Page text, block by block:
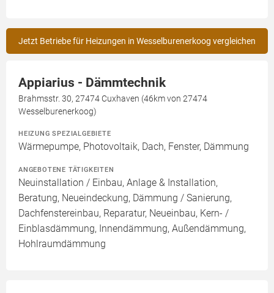
Jetzt Betriebe für Heizungen in Wesselburenerkoog vergleichen
Appiarius - Dämmtechnik
Brahmsstr. 30, 27474 Cuxhaven (46km von 27474
Wesselburenerkoog)
HEIZUNG SPEZIALGEBIETE
Wärmepumpe, Photovoltaik, Dach, Fenster, Dämmung
ANGEBOTENE TÄTIGKEITEN
Neuinstallation / Einbau, Anlage & Installation,
Beratung, Neueindeckung, Dämmung / Sanierung,
Dachfenstereinbau, Reparatur, Neueinbau, Kern- /
Einblasdämmung, Innendämmung, Außendämmung,
Hohlraumdämmung